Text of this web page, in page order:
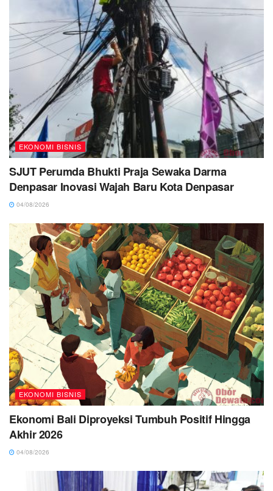
EKONOMI BISNIS
SJUT Perumda Bhukti Praja Sewaka Darma
Denpasar Inovasi Wajah Baru Kota Denpasar
04/08/2026
EKONOMI BISNIS
Ekonomi Bali Diproyeksi Tumbuh Positif Hingga
Akhir 2026
04/08/2026